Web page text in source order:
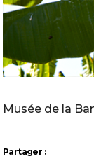
Musée de la
Partager :